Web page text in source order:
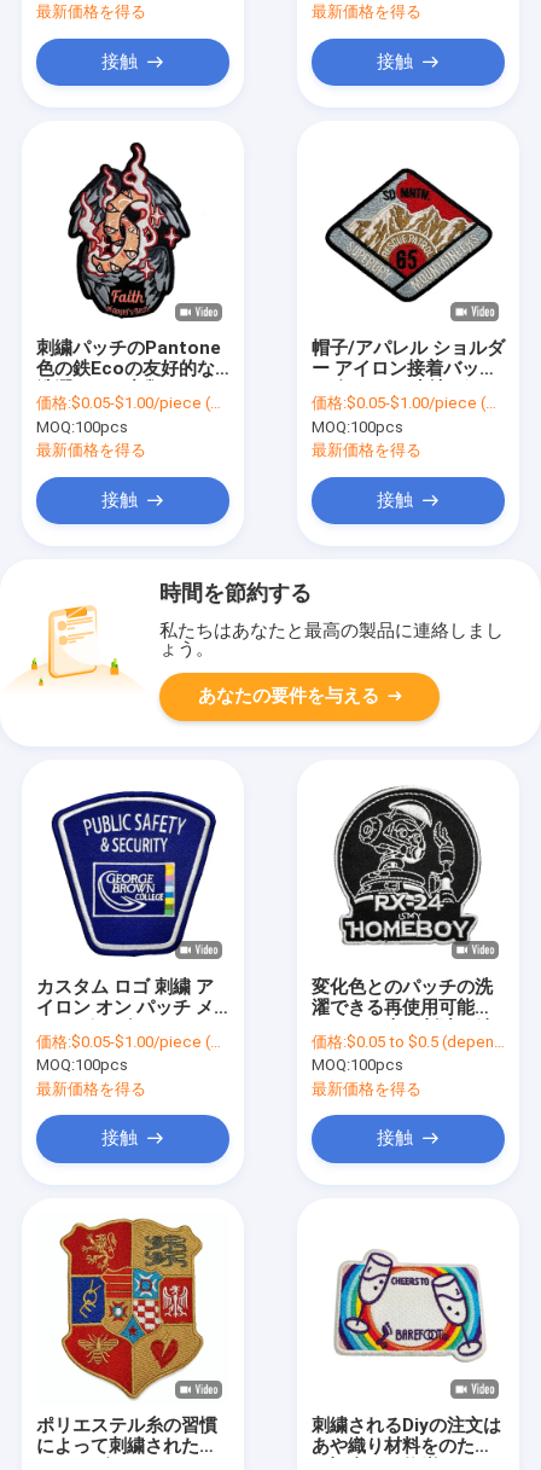
最新価格を得る
接触
最新価格を得る
接触
刺繍パッチのPantone
色の鉄Ecoの友好的な
て編まれるパッチ
価格:$0.05-$1.00/piece (depends on the design and order quantity)
MOQ:100pcs
最新価格を得る
接触
帽子/アパレル ショルダ
ー アイロン接着バッジ
エステル100%
価格:$0.05-$1.00/piece (depends on the design and order quantity)
MOQ:100pcs
最新価格を得る
接触
時間を節約する
私たちはあなたと最高の製品に連絡しまし
ょう。
あなたの要件を与える
カスタム ロゴ 刺繍 ア
イロン オン パッチ メ
刺繍 パッチ
価格:$0.05-$1.00/piece (depends on the design and order quantity)
MOQ:100pcs
最新価格を得る
接触
変化色とのパッチの洗
濯できる再使用可能の
価格:$0.05 to $0.5 (depends on the design and order quantity)
MOQ:100pcs
最新価格を得る
接触
ポリエステル糸の習慣
によって刺繍されたパ
刺繍されるDiyの注文は
あや織り材料をのため